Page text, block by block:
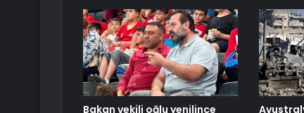
Bakan vekili oğlu yenilince